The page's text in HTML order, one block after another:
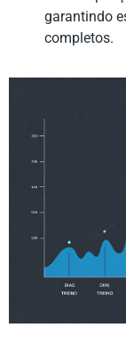
garantindo
completos.